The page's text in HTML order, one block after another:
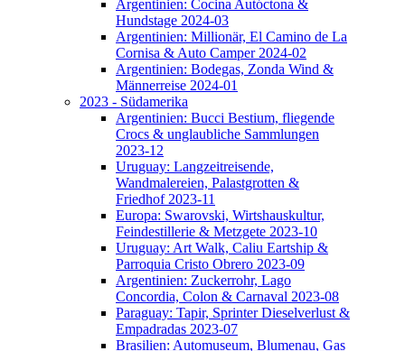
Argentinien: Cocina Autóctona &
Hundstage 2024-03
Argentinien: Millionär, El Camino de La
Cornisa & Auto Camper 2024-02
Argentinien: Bodegas, Zonda Wind &
Männerreise 2024-01
2023 - Südamerika
Argentinien: Bucci Bestium, fliegende
Crocs & unglaubliche Sammlungen
2023-12
Uruguay: Langzeitreisende,
Wandmalereien, Palastgrotten &
Friedhof 2023-11
Europa: Swarovski, Wirtshauskultur,
Feindestillerie & Metzgete 2023-10
Uruguay: Art Walk, Caliu Eartship &
Parroquia Cristo Obrero 2023-09
Argentinien: Zuckerrohr, Lago
Concordia, Colon & Carnaval 2023-08
Paraguay: Tapir, Sprinter Dieselverlust &
Empadradas 2023-07
Brasilien: Automuseum, Blumenau, Gas